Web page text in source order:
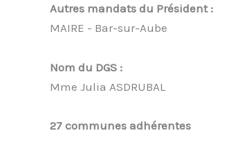
Autres mandats du Président :
MAIRE - Bar-sur-Aube
Nom du DGS :
Mme Julia ASDRUBAL
27 communes adhérentes